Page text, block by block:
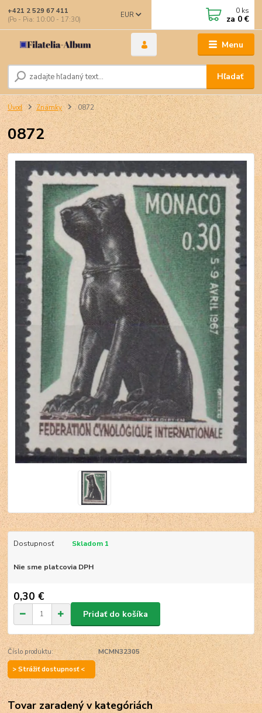
Menu
EUR
Hľadať
+421 2 529 67 411
(Po - Pia: 10:00 - 17:30)
0 ks
za 0 €
Úvod Známky 0872
0872
Dostupnosť Skladom 1
Nie sme platcovia DPH
0,30 €
Pridať do košíka
Číslo produktu:
MCMN32305
> Strážiť dostupnosť <
Tovar zaradený v kategóriách